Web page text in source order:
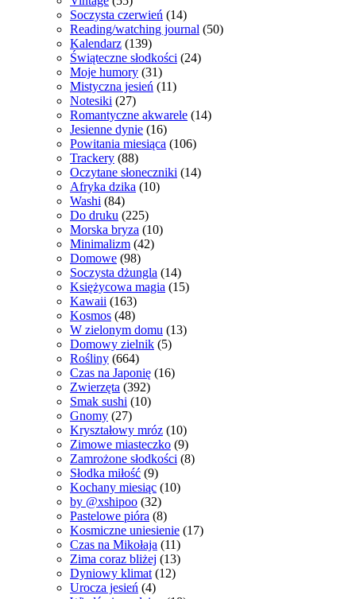
Soczysta czerwień (14)
Reading/watching journal (50)
Kalendarz (139)
Świąteczne słodkości (24)
Moje humory (31)
Mistyczna jesień (11)
Notesiki (27)
Romantyczne akwarele (14)
Jesienne dynie (16)
Powitania miesiąca (106)
Trackery (88)
Oczytane słoneczniki (14)
Afryka dzika (10)
Washi (84)
Do druku (225)
Morska bryza (10)
Minimalizm (42)
Domowe (98)
Soczysta dżungla (14)
Księżycowa magia (15)
Kawaii (163)
Kosmos (48)
W zielonym domu (13)
Domowy zielnik (5)
Rośliny (664)
Czas na Japonię (16)
Zwierzęta (392)
Smak sushi (10)
Gnomy (27)
Kryształowy mróz (10)
Zimowe miasteczko (9)
Zamrożone słodkości (8)
Słodka miłość (9)
Kochany miesiąc (10)
by @xshipoo (32)
Pastelowe pióra (8)
Kosmiczne uniesienie (17)
Czas na Mikołaja (11)
Zima coraz bliżej (13)
Dyniowy klimat (12)
Urocza jesień (4)